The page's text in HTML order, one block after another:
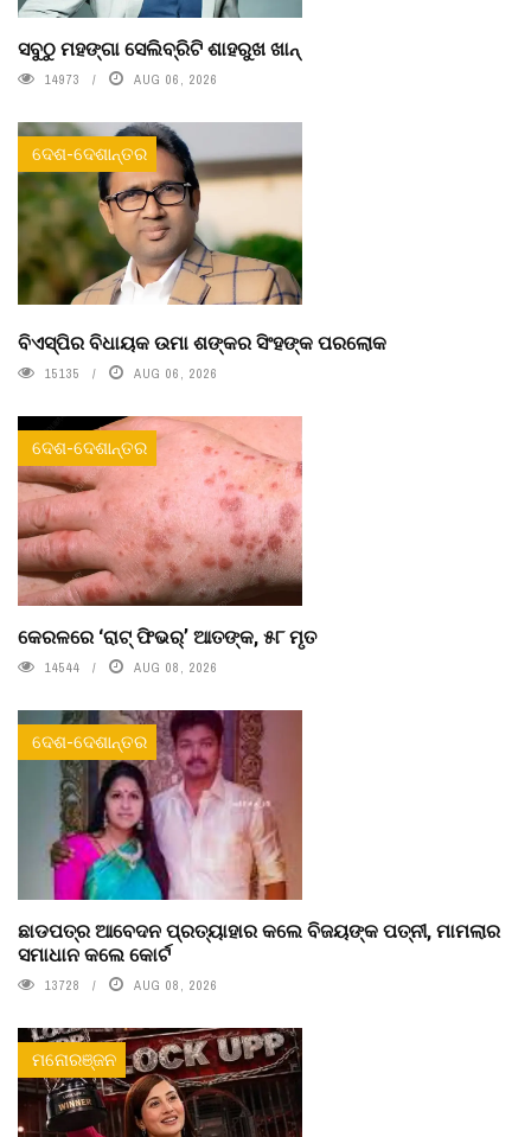
ସବୁଠୁ ମହଙ୍ଗା ସେଲିବ୍ରିଟି ଶାହରୁଖ ଖାନ୍
14973 AUG 06, 2026
ଦେଶ-ଦେଶାନ୍ତର
ବିଏସ୍‌ପିର ବିଧାୟକ ଉମା ଶଙ୍କର ସିଂହଙ୍କ ପରଲୋକ
15135 AUG 06, 2026
ଦେଶ-ଦେଶାନ୍ତର
କେରଳରେ ‘ରାଟ୍ ଫିଭର୍’ ଆତଙ୍କ, ୫୮ ମୃତ
14544 AUG 08, 2026
ଦେଶ-ଦେଶାନ୍ତର
ଛାଡପତ୍ର ଆବେଦନ ପ୍ରତ୍ୟାହାର କଲେ ବିଜୟଙ୍କ ପତ୍ନୀ, ମାମଲାର
ସମାଧାନ କଲେ କୋର୍ଟ
13728 AUG 08, 2026
ମନୋରଞ୍ଜନ